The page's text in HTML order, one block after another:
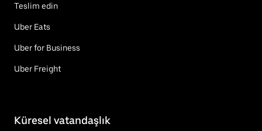
Teslim edin
Uber Eats
Uber for Business
Uber Freight
Küresel vatandaşlık